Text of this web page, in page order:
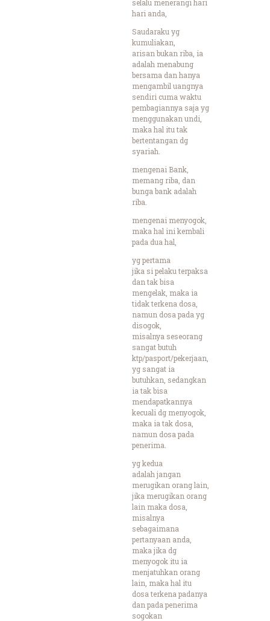
selalu menerangi hari
hari anda,
Saudaraku yg
kumuliakan,
arisan bukan riba, ia
adalah menabung
bersama dan hanya
mengambil uangnya
sendiri cuma waktu
pembagiannya saja yg
menggunakan undi,
maka hal itu tak
bertentangan dg
syariah.
mengenai Bank,
memang riba, dan
bunga bank adalah
riba.
mengenai menyogok,
maka hal ini kembali
pada dua hal,
yg pertama
jika si pelaku terpaksa
dan tak bisa
mengelak, maka ia
tidak terkena dosa,
namun dosa pada yg
disogok,
misalnya seseorang
sangat butuh
ktp/pasport/pekerjaan,
yg sangat ia
butuhkan, sedangkan
ia tak bisa
mendapatkannya
kecuali dg menyogok,
maka ia tak dosa,
namun dosa pada
penerima.
yg kedua
adalah jangan
merugikan orang lain,
jika merugikan orang
lain maka dosa,
misalnya
sebagaimana
pertanyaan anda,
maka jika dg
menyogok itu ia
menjatuhkan orang
lain, maka hal itu
dosa terkena padanya
dan pada penerima
sogokan